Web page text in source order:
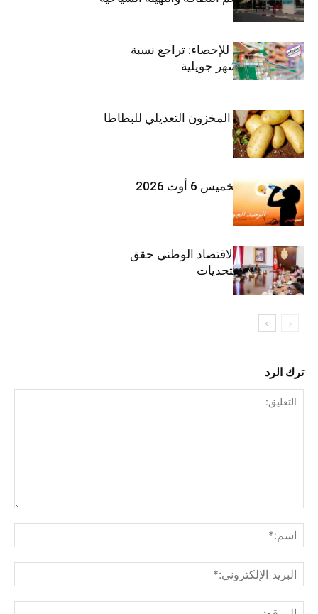
المعهد الوطني للإحصاء: تراجع نسبة
التضخم خلال شهر جويلية
وزارة الفلاحة : المخزون التعديلي للبطاطا
بلغ 12392 طنا
طقس اليوم الخميس 6 أوت 2026
وزيرة المالية: الاقتصاد الوطني حقق
مكاسب رغم التحديات
ترك الرد